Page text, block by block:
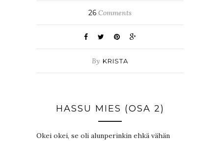
26 Comments
By KRISTA
HASSU MIES (OSA 2)
Okei okei, se oli alunperinkin ehkä vähän